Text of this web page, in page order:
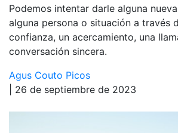
Podemos intentar darle alguna
alguna persona o situación a través
confianza, un acercamiento, una
conversación sincera.
Agus Couto Picos
| 26 de septiembre de 2023